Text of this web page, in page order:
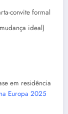
convite formal
ideal)
em residência
Europa 2025